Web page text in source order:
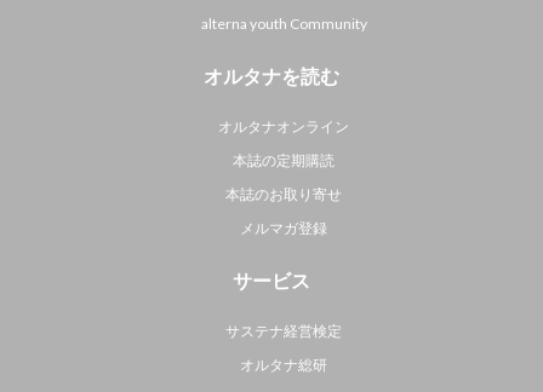
alterna youth Community
オルタナを読む
オルタナオンライン
本誌の定期購読
本誌のお取り寄せ
メルマガ登録
サービス
サステナ経営検定
オルタナ総研